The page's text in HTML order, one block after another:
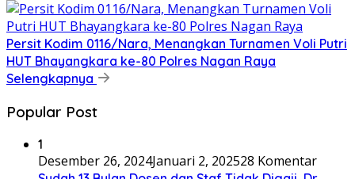
Persit Kodim 0116/Nara, Menangkan Turnamen Voli Putri
HUT Bhayangkara ke-80 Polres Nagan Raya
Selengkapnya
Popular Post
1
Desember 26, 2024Januari 2, 202528 Komentar